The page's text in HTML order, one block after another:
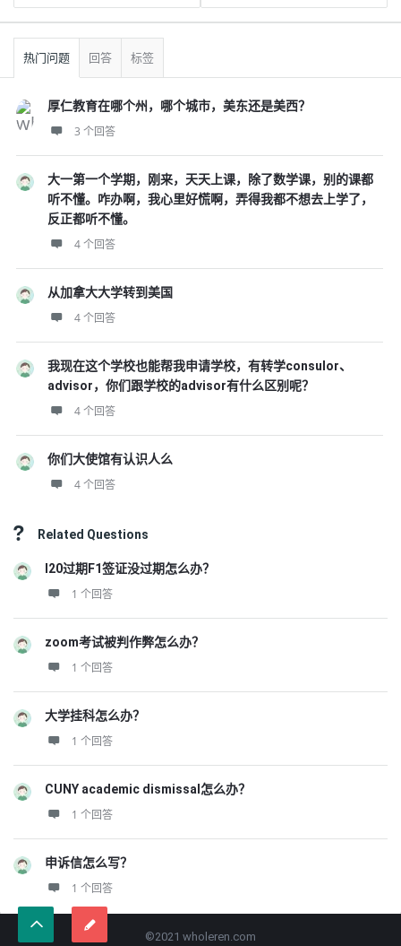
热门问题 回答 标签
厚仁教育在哪个州，哪个城市，美东还是美西？
3 个回答
大一第一个学期，刚来，天天上课，除了数学课，别的课都
听不懂。咋办啊，我心里好慌啊，弄得我都不想去上学了，
反正都听不懂。
4 个回答
从加拿大大学转到美国
4 个回答
我现在这个学校也能帮我申请学校，有转学consulor、
advisor，你们跟学校的advisor有什么区别呢？
4 个回答
你们大使馆有认识人么
4 个回答
Related Questions
I20过期F1签证没过期怎么办？
1 个回答
zoom考试被判作弊怎么办？
1 个回答
大学挂科怎么办？
1 个回答
CUNY academic dismissal怎么办？
1 个回答
申诉信怎么写？
1 个回答
©2021 wholeren.com